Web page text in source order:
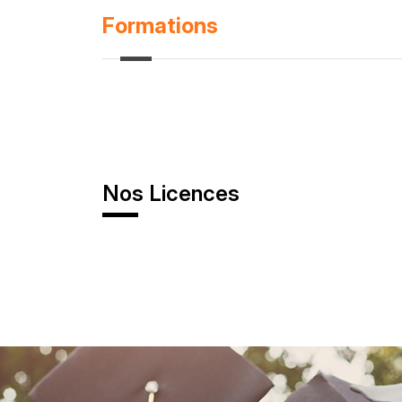
Formations
Nos Licences